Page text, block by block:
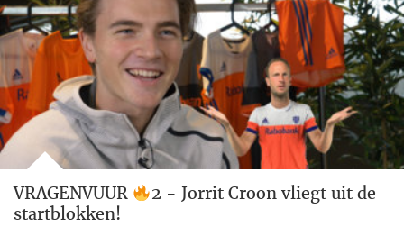
VRAGENVUUR
2 - Jorrit Croon vliegt uit de
startblokken!